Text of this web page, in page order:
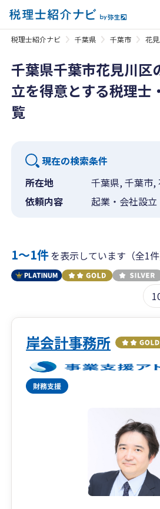
税理士紹介ナビ 千葉県 千葉市 花
千葉県千葉市花見川区
立を得意とする税理士
覧
現在の検索条件
所在地
千葉県, 千葉市,
依頼内容
起業・会社設立
1〜1件を表示しています（全1件
岸会計事務所